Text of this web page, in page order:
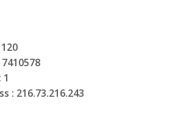
: 216.73.216.243